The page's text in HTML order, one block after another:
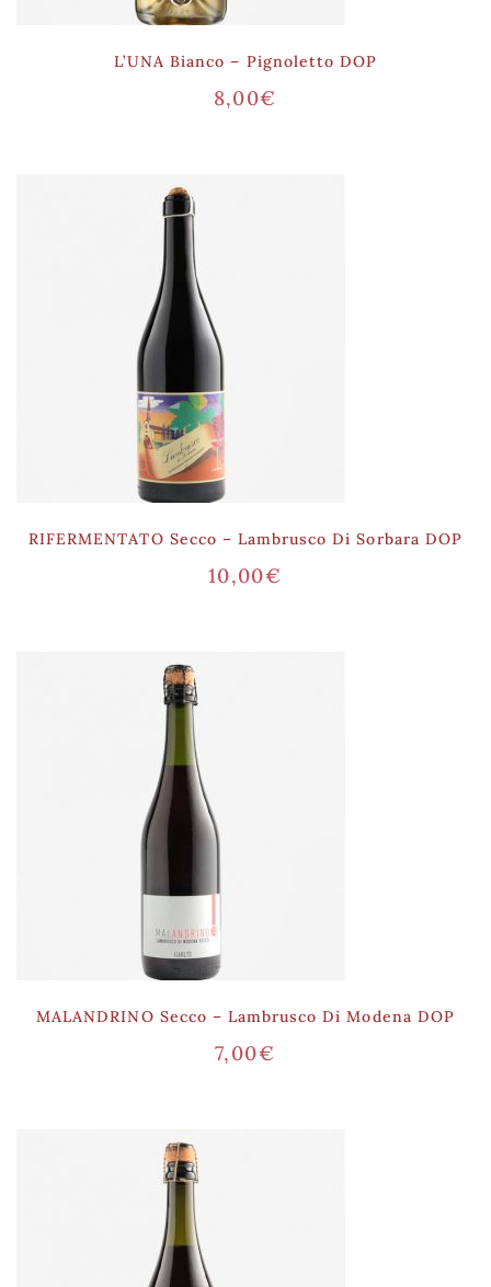
L’UNA Bianco – Pignoletto DOP
8,00€
RIFERMENTATO Secco – Lambrusco Di Sorbara DOP
10,00€
MALANDRINO Secco – Lambrusco Di Modena DOP
7,00€